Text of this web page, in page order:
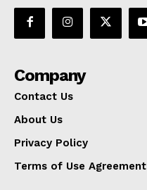
Company
Contact Us
About Us
Privacy Policy
Terms of Use Agreement